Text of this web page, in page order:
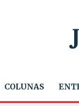
COLUNAS